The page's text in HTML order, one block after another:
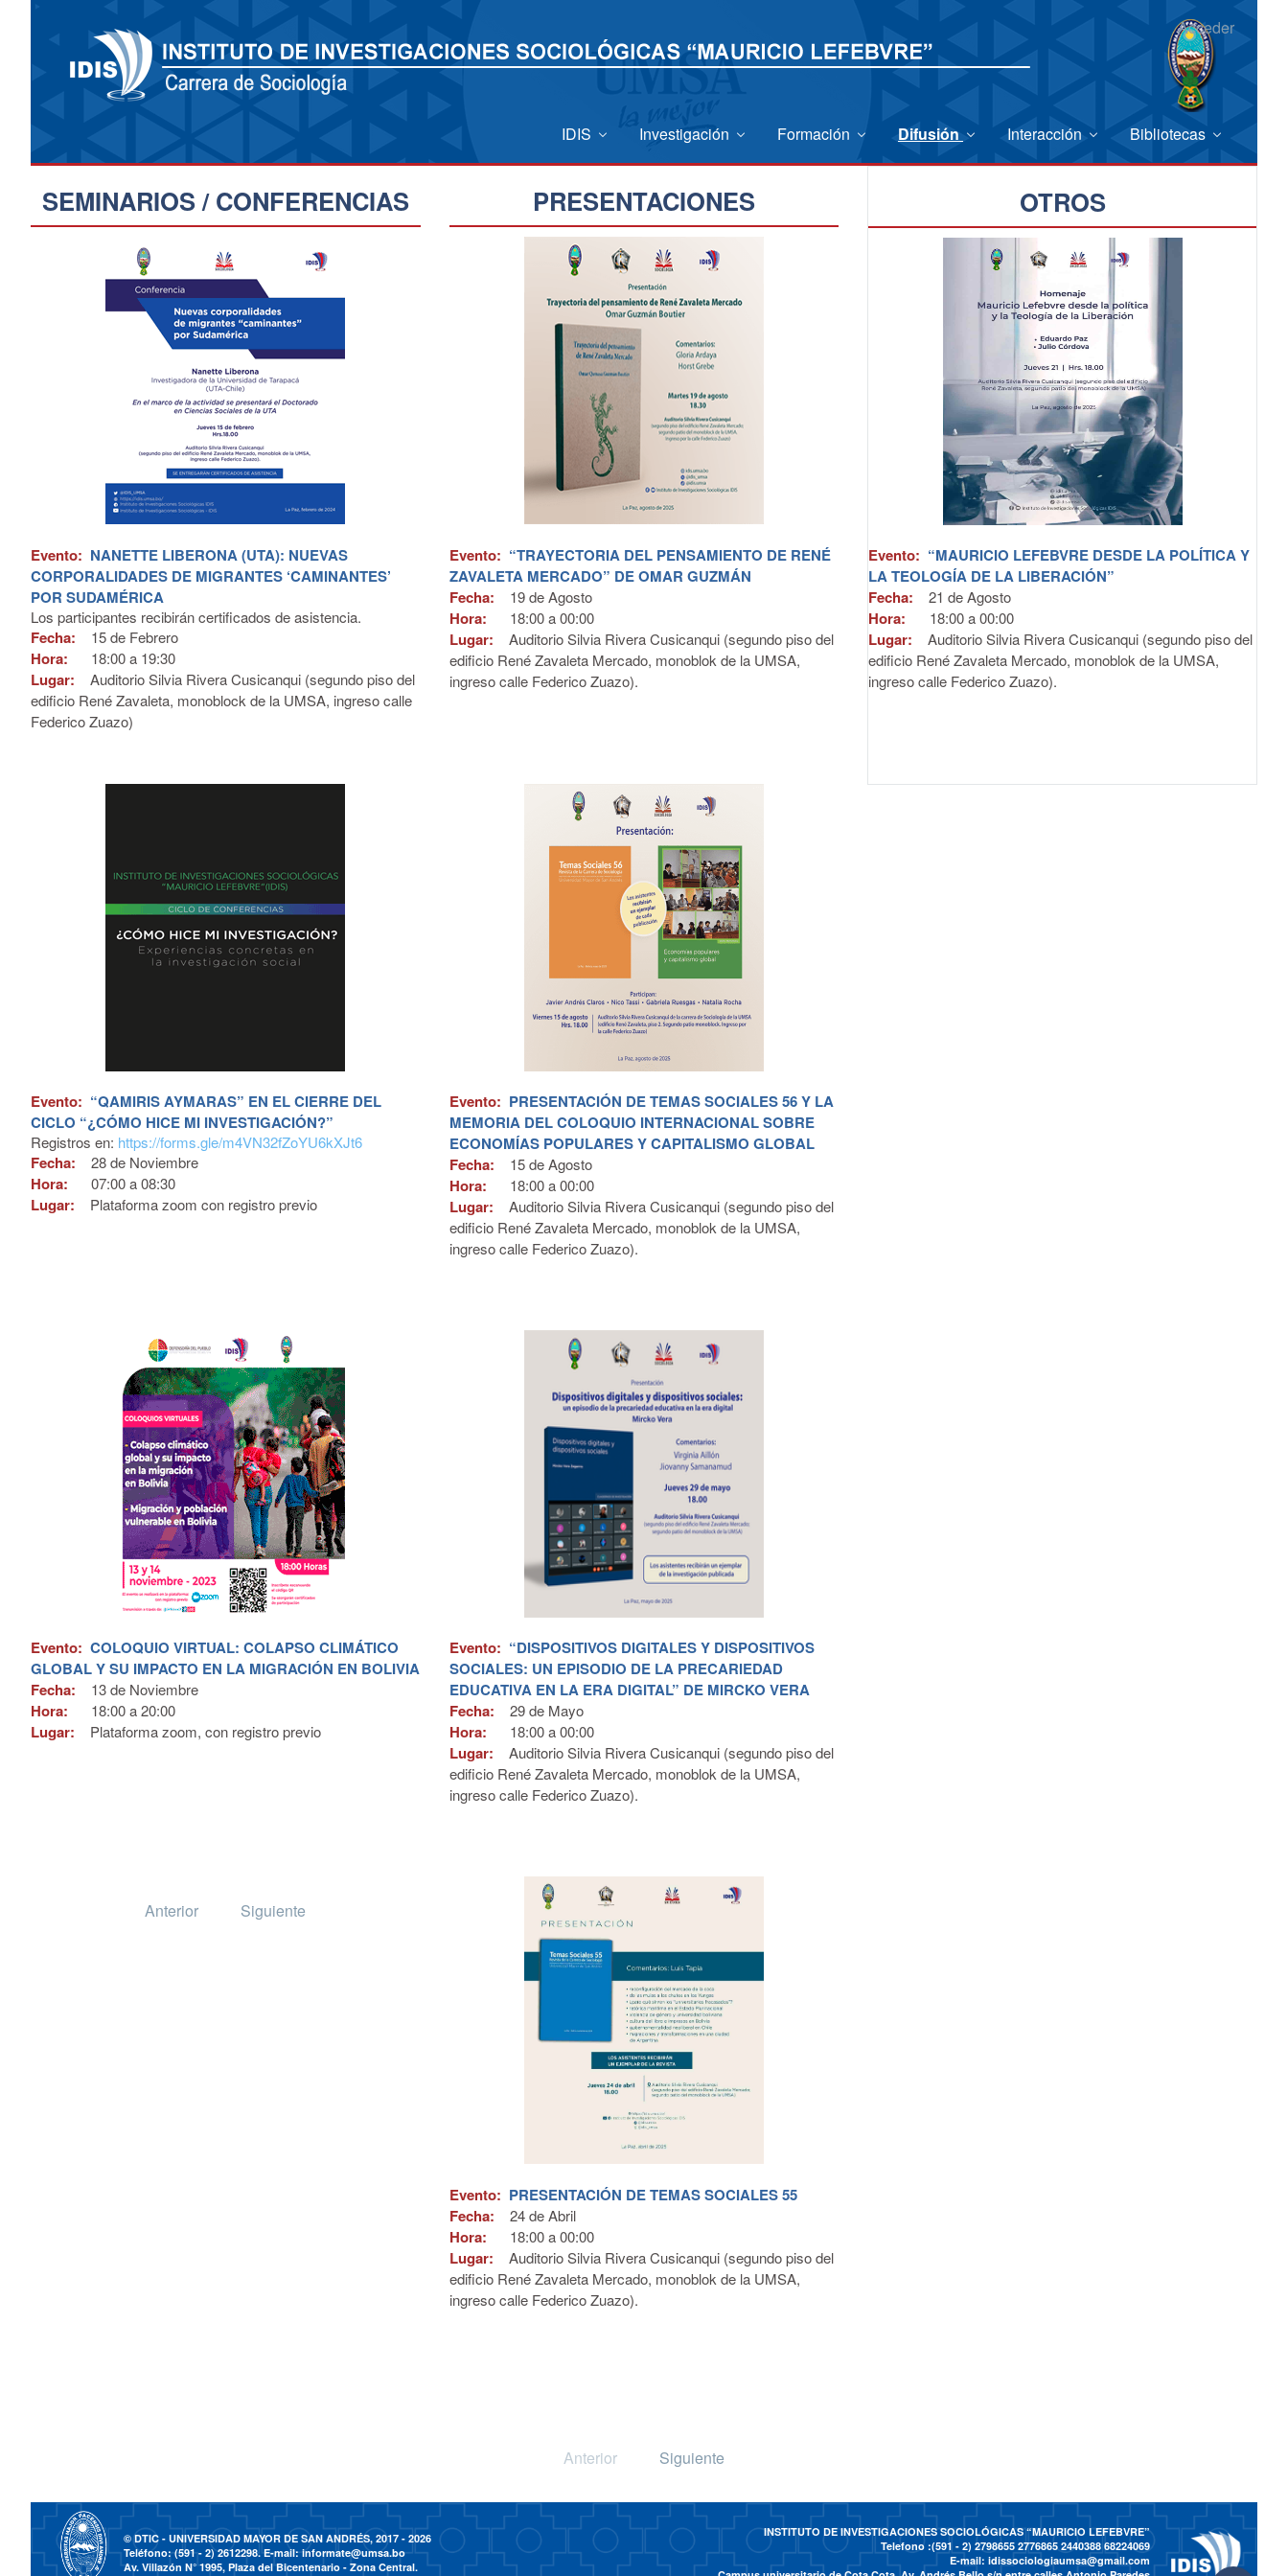
Acceder
IDIS Investigación Formación Difusión Interacción Bibliotecas
SEMINARIOS / CONFERENCIAS
Evento: NANETTE LIBERONA (UTA): NUEVAS
CORPORALIDADES DE MIGRANTES ‘CAMINANTES’
POR SUDAMÉRICA
Los participantes recibirán certificados de asistencia.
Fecha: 15 de Febrero
Hora: 18:00 a 19:30
Lugar:
Auditorio Silvia Rivera Cusicanqui (segundo piso del
edificio René Zavaleta, monoblock de la UMSA, ingreso calle
Federico Zuazo)
Evento: “QAMIRIS AYMARAS” EN EL CIERRE DEL
CICLO “¿CÓMO HICE MI INVESTIGACIÓN?”
Registros en: https://forms.gle/m4VN32fZoYU6kXJt6
Fecha: 28 de Noviembre
Hora: 07:00 a 08:30
Lugar: Plataforma zoom con registro previo
Evento: COLOQUIO VIRTUAL: COLAPSO CLIMÁTICO
GLOBAL Y SU IMPACTO EN LA MIGRACIÓN EN BOLIVIA
Fecha:
13 de Noviembre
Hora: 18:00 a 20:00
Lugar: Plataforma zoom, con registro previo
Anterior Siguiente
PRESENTACIONES
Evento: “TRAYECTORIA DEL PENSAMIENTO DE RENÉ
ZAVALETA MERCADO” DE OMAR GUZMÁN
Fecha:
19 deAgosto
Hora: 18:00 a 00:00
Lugar:
Auditorio Silvia Rivera Cusicanqui (segundo piso del
edificio René Zavaleta Mercado, monoblok de la UMSA,
ingreso calle Federico Zuazo).
Evento: PRESENTACIÓN DE TEMAS SOCIALES 56 Y LA
MEMORIA DEL COLOQUIO INTERNACIONAL SOBRE
ECONOMÍAS POPULARES Y CAPITALISMO GLOBAL
Fecha:
15 deAgosto
Hora: 18:00 a 00:00
Lugar:
Auditorio Silvia Rivera Cusicanqui (segundo piso del
edificio René Zavaleta Mercado, monoblok de la UMSA,
ingreso calle Federico Zuazo).
Evento: “DISPOSITIVOS DIGITALES Y DISPOSITIVOS
SOCIALES: UN EPISODIO DE LA PRECARIEDAD
EDUCATIVA EN LA ERA DIGITAL” DE MIRCKO VERA
Fecha:
29 de Mayo
Hora: 18:00 a 00:00
Lugar:
Auditorio Silvia Rivera Cusicanqui (segundo piso del
edificio René Zavaleta Mercado, monoblok de la UMSA,
ingreso calle Federico Zuazo).
Evento: PRESENTACIÓN DE TEMAS SOCIALES 55
Fecha:
24 deAbril
Hora: 18:00 a 00:00
Lugar:
Auditorio Silvia Rivera Cusicanqui (segundo piso del
edificio René Zavaleta Mercado, monoblok de la UMSA,
ingreso calle Federico Zuazo).
Anterior Siguiente
OTROS
Evento: “MAURICIO LEFEBVRE DESDE LA POLÍTICA Y
LA TEOLOGÍA DE LA LIBERACIÓN”
Fecha:
21 deAgosto
Hora: 18:00 a 00:00
Lugar:
Auditorio Silvia Rivera Cusicanqui (segundo piso del
edificio René Zavaleta Mercado, monoblok de la UMSA,
ingreso calle Federico Zuazo).
© DTIC - UNIVERSIDAD MAYOR DE SAN ANDRÉS, 2017 - 2026
Teléfono: (591 - 2) 2612298. E-mail:informate@umsa.bo
Av. Villazón N° 1995, Plaza del Bicentenario - Zona Central.
INSTITUTO DE INVESTIGACIONES SOCIOLÓGICAS “MAURICIO LEFEBVRE”
Telefono :(591 - 2) 2798655 2776865 2440388 68224069
E-mail: idissociologiaumsa@gmail.com